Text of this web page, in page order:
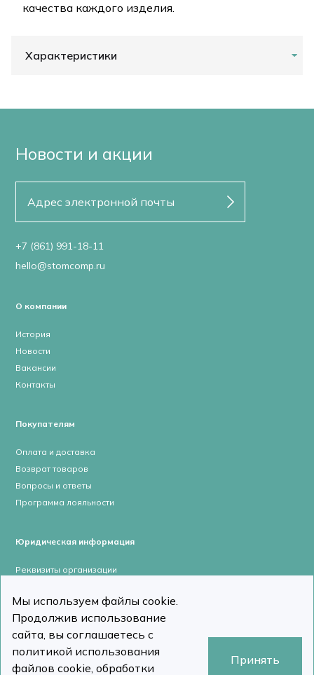
качества каждого изделия.
Характеристики
Новости и акции
+7 (861) 991-18-11
hello@stomcomp.ru
О компании
История
Новости
Вакансии
Контакты
Покупателям
Оплата и доставка
Возврат товаров
Вопросы и ответы
Программа лояльности
Юридическая информация
Реквизиты организации
Пользовательское соглашение
Политика конфиденциальности
Мы используем файлы cookie.
Продолжив использование
сайта, вы соглашаетесь с
политикой использования
файлов cookie, обработки
Принять